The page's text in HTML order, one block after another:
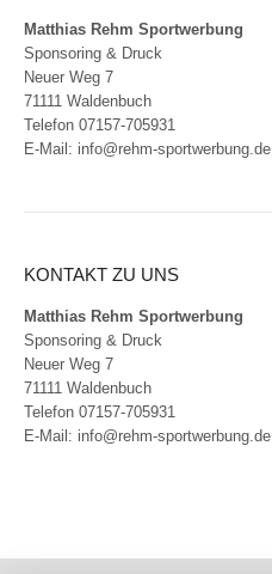
Matthias Rehm Sportwerbung
Sponsoring & Druck
Neuer Weg 7
71111 Waldenbuch
Telefon 07157-705931
E-Mail: info@rehm-sportwerbung.de
KONTAKT ZU UNS
Matthias Rehm Sportwerbung
Sponsoring & Druck
Neuer Weg 7
71111 Waldenbuch
Telefon 07157-705931
E-Mail: info@rehm-sportwerbung.de